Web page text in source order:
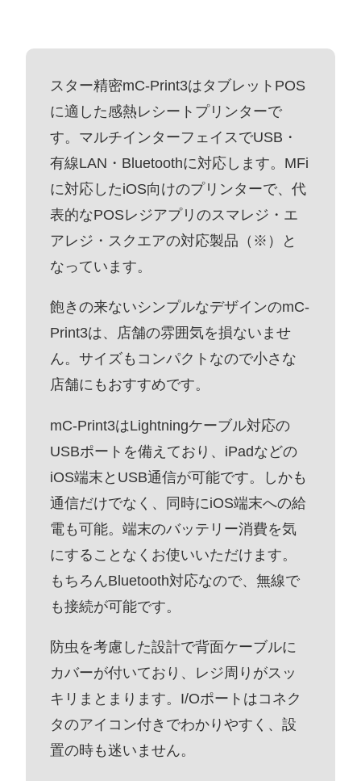
スター精密mC-Print3はタブレットPOS
に適した感熱レシートプリンターで
す。マルチインターフェイスでUSB・
有線LAN・Bluetoothに対応します。MFi
に対応したiOS向けのプリンターで、代
表的なPOSレジアプリのスマレジ・エ
アレジ・スクエアの対応製品（※）と
なっています。
飽きの来ないシンプルなデザインのmC-
Print3は、店舗の雰囲気を損ないませ
ん。サイズもコンパクトなので小さな
店舗にもおすすめです。
mC-Print3はLightningケーブル対応の
USBポートを備えており、iPadなどの
iOS端末とUSB通信が可能です。しかも
通信だけでなく、同時にiOS端末への給
電も可能。端末のバッテリー消費を気
にすることなくお使いいただけます。
もちろんBluetooth対応なので、無線で
も接続が可能です。
防虫を考慮した設計で背面ケーブルに
カバーが付いており、レジ周りがスッ
キリまとまります。I/Oポートはコネク
タのアイコン付きでわかりやすく、設
置の時も迷いません。